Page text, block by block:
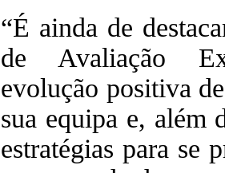
“É ainda de
de Avaliação
evolução positiva
sua equipa e, além
estratégias para se